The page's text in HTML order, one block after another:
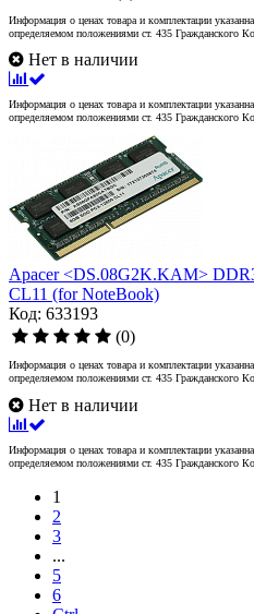
Информация о ценах товара и комплектации
определяемом положениями ст. 435 Гражданского
Нет в наличии
Информация о ценах товара и комплектации
определяемом положениями ст. 435 Гражданского
Apacer <DS.08G2K.KAM>
CL11 (for NoteBook)
Код: 633193
(0)
Информация о ценах товара и комплектации
определяемом положениями ст. 435 Гражданского
Нет в наличии
Информация о ценах товара и комплектации
определяемом положениями ст. 435 Гражданского
1
2
3
...
5
6